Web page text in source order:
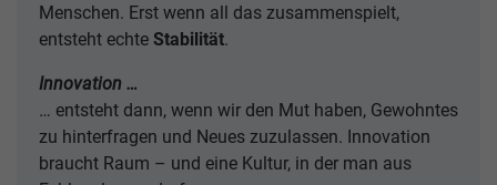
Menschen. Erst wenn all das zusammenspielt,
entsteht echte Stabilität.
Innovation …
… entsteht dann, wenn wir den Mut haben, Gewohntes
zu hinterfragen und Neues zuzulassen. Innovation
braucht Raum – und eine Kultur, in der man aus